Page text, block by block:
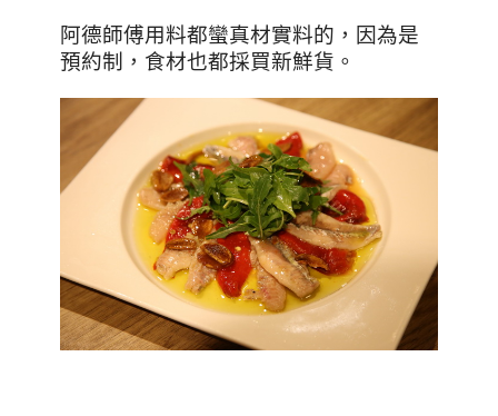
阿德師傅用料都蠻真材實料的，因為是
預約制，食材也都採買新鮮貨。